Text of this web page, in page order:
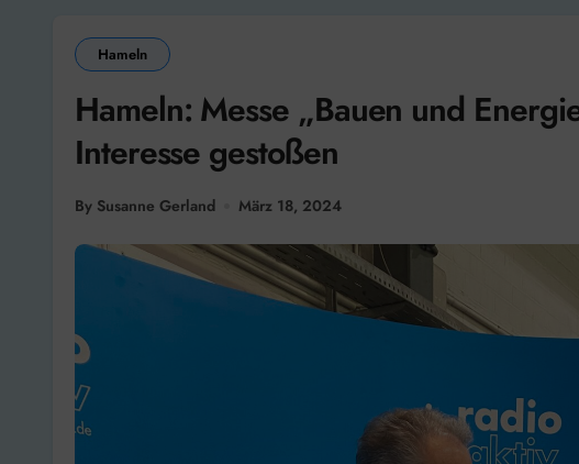
Hameln
Hameln: Messe „Bauen und
Interesse gestoßen
By Susanne Gerland März 18, 2024